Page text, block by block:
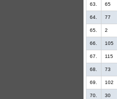
63.
65
64.
77
65.
2
66.
105
67.
115
68.
73
69.
102
70.
30